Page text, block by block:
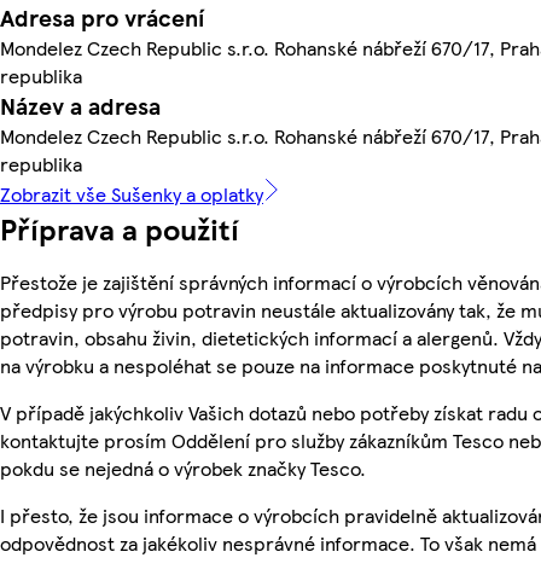
Adresa pro vrácení
Mondelez Czech Republic s.r.o. Rohanské nábřeží 670/17,
republika
Název a adresa
Mondelez Czech Republic s.r.o. Rohanské nábřeží 670/17,
republika
Zobrazit vše Sušenky a oplatky
Příprava a použití
Přestože je zajištění správných informací o výrobcích
předpisy pro výrobu potravin neustále aktualizovány tak, že
potravin, obsahu živin, dietetických informací a alergenů.
na výrobku a nespoléhat se pouze na informace poskytnuté
V případě jakýchkoliv Vašich dotazů nebo potřeby získat radu
kontaktujte prosím Oddělení pro služby zákazníkům Tesco
pokdu se nejedná o výrobek značky Tesco.
I přesto, že jsou informace o výrobcích pravidelně
odpovědnost za jakékoliv nesprávné informace. To však